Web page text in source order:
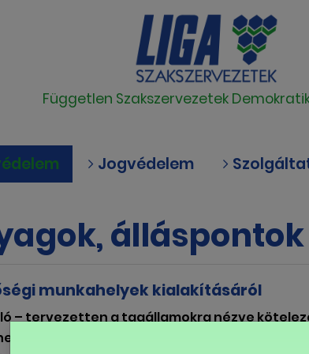
Független Szakszervezetek
Jogvédelem
álláspontok
munkahelyek kialakításáról
– tervezetten a tagállamokra nézve
keretei között a magyar szakszervezeti